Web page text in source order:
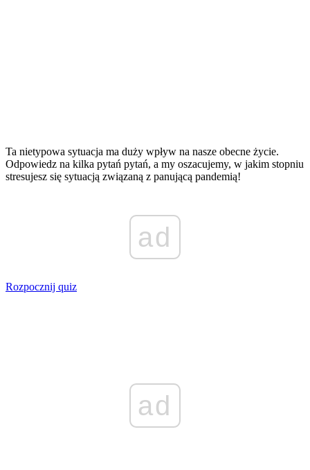
Ta nietypowa sytuacja ma duży wpływ na nasze obecne życie.
Odpowiedz na kilka pytań pytań, a my oszacujemy, w jakim stopniu
stresujesz się sytuacją związaną z panującą pandemią!
ad
Rozpocznij quiz
ad